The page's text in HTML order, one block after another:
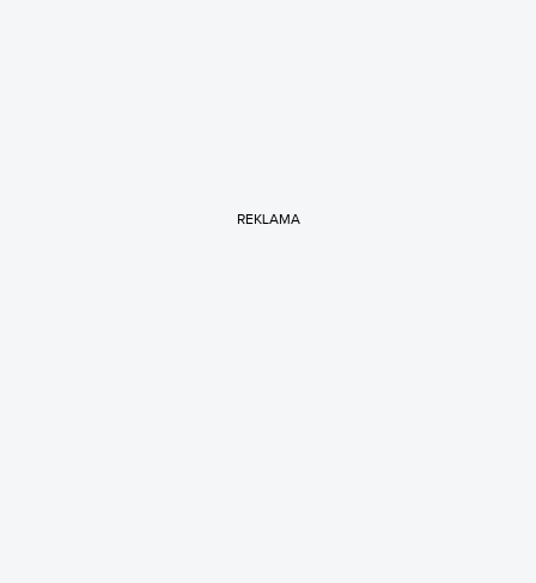
REKLAMA